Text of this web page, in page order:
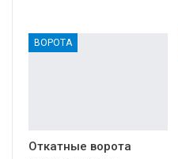
ВОРОТА
Откатные ворота